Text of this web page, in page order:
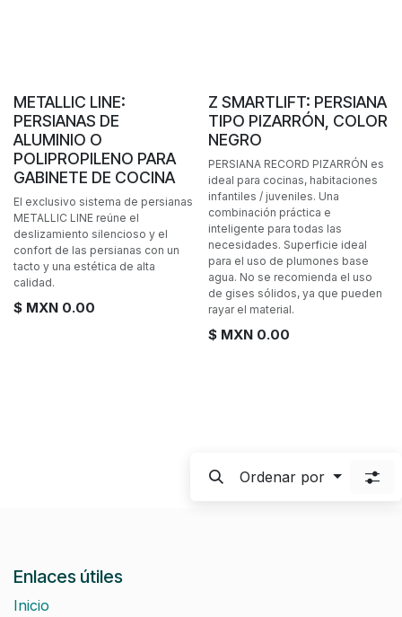
Personalizable
METALLIC LINE:
PERSIANAS DE
ALUMINIO O
POLIPROPILENO PARA
GABINETE DE COCINA
El exclusivo sistema de persianas
METALLIC LINE reúne el
deslizamiento silencioso y el
confort de las persianas con un
tacto y una estética de alta
calidad.
$ MXN 0.00
Personalizable
Z SMARTLIFT: PERSIANA
TIPO PIZARRÓN, COLOR
NEGRO
PERSIANA RECORD PIZARRÓN es
ideal para cocinas, habitaciones
infantiles / juveniles. Una
combinación práctica e
inteligente para todas las
necesidades. Superficie ideal
para el uso de plumones base
agua. No se recomienda el uso
de gises sólidos, ya que pueden
rayar el material.
$ MXN 0.00
Ordenar por
Enlaces útiles
Inicio